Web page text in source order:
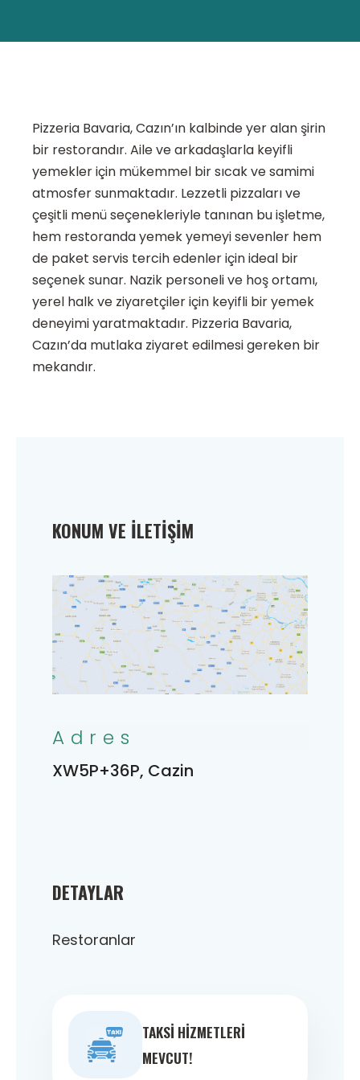
Pizzeria Bavaria, Cazın’ın kalbinde yer alan şirin
bir restorandır. Aile ve arkadaşlarla keyifli
yemekler için mükemmel bir sıcak ve samimi
atmosfer sunmaktadır. Lezzetli pizzaları ve
çeşitli menü seçenekleriyle tanınan bu işletme,
hem restoranda yemek yemeyi sevenler hem
de paket servis tercih edenler için ideal bir
seçenek sunar. Nazik personeli ve hoş ortamı,
yerel halk ve ziyaretçiler için keyifli bir yemek
deneyimi yaratmaktadır. Pizzeria Bavaria,
Cazın’da mutlaka ziyaret edilmesi gereken bir
mekandır.
DETAYLAR
Restoranlar
TAKSI HIZMETLERI
MEVCUT!
KONUM VE İLETIŞIM
Adres
XW5P+36P, Cazin